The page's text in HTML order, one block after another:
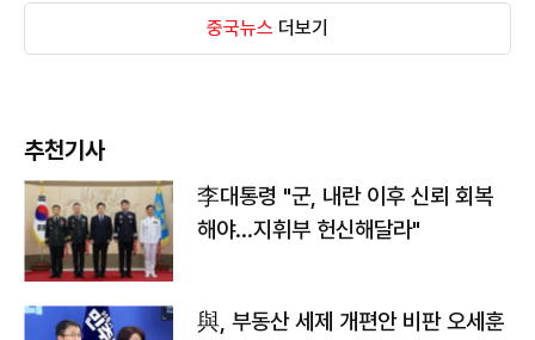
중국뉴스 더보기
추천기사
李대통령 "군, 내란 이후 신뢰 회복
해야…지휘부 헌신해달라"
與, 부동산 세제 개편안 비판 오세훈